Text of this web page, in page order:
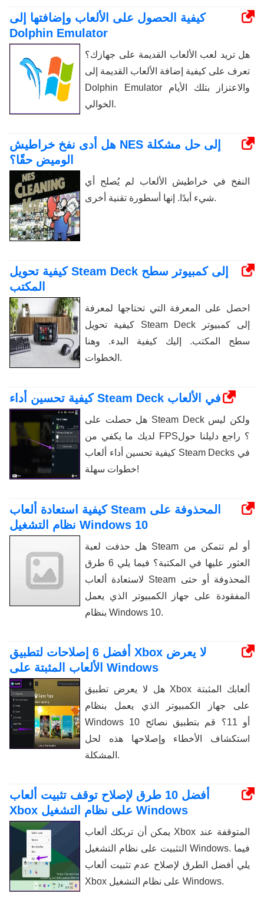
كيفية الحصول على الألعاب وإضافتها إلى
Dolphin Emulator
هل تريد لعب الألعاب القديمة على جهازك؟
تعرف على كيفية إضافة الألعاب القديمة إلى
Dolphin Emulator والاعتزاز بتلك الأيام
الخوالي.
هل أدى نفخ خراطيش NES إلى حل مشكلة
الوميض حقًا؟
النفخ في خراطيش الألعاب لم يُصلح أي
شيء أبدًا. إنها أسطورة تقنية أخرى.
كيفية تحويل Steam Deck إلى كمبيوتر سطح
المكتب
احصل على المعرفة التي تحتاجها لمعرفة
كيفية تحويل Steam Deck إلى كمبيوتر
سطح المكتب. إليك كيفية البدء. وهنا
الخطوات.
كيفية تحسين أداء Steam Deck في الألعاب
هل حصلت على Steam Deck ولكن ليس
لديك ما يكفي من FPS؟ راجع دليلنا حول
كيفية تحسين أداء ألعاب Steam Decks في
خطوات سهلة!
كيفية استعادة ألعاب Steam المحذوفة على
نظام التشغيل Windows 10
هل حذفت لعبة Steam أو لم تتمكن من
العثور عليها في المكتبة؟ فيما يلي 6 طرق
لاستعادة ألعاب Steam المحذوفة أو حتى
المفقودة على جهاز الكمبيوتر الذي يعمل
بنظام Windows 10.
أفضل 6 إصلاحات لتطبيق Xbox لا يعرض
الألعاب المثبتة على Windows
هل لا يعرض تطبيق Xbox ألعابك المثبتة
على جهاز الكمبيوتر الذي يعمل بنظام
Windows 10 أو 11؟ قم بتطبيق نصائح
استكشاف الأخطاء وإصلاحها هذه لحل
المشكلة.
أفضل 10 طرق لإصلاح توقف تثبيت ألعاب
Xbox على نظام التشغيل Windows
يمكن أن تربكك ألعاب Xbox المتوقفة عند
التثبيت على نظام التشغيل Windows. فيما
يلي أفضل الطرق لإصلاح عدم تثبيت ألعاب
Xbox على نظام التشغيل Windows.